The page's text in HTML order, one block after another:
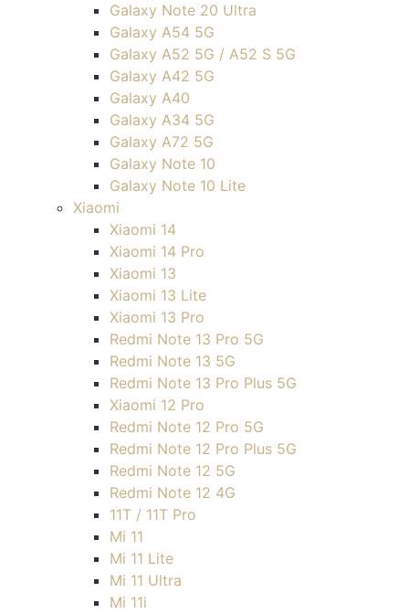
Galaxy Note 20 Ultra
Galaxy A54 5G
Galaxy A52 5G / A52 S 5G
Galaxy A42 5G
Galaxy A40
Galaxy A34 5G
Galaxy A72 5G
Galaxy Note 10
Galaxy Note 10 Lite
Xiaomi
Xiaomi 14
Xiaomi 14 Pro
Xiaomi 13
Xiaomi 13 Lite
Xiaomi 13 Pro
Redmi Note 13 Pro 5G
Redmi Note 13 5G
Redmi Note 13 Pro Plus 5G
Xiaomi 12 Pro
Redmi Note 12 Pro 5G
Redmi Note 12 Pro Plus 5G
Redmi Note 12 5G
Redmi Note 12 4G
11T / 11T Pro
Mi 11
Mi 11 Lite
Mi 11 Ultra
Mi 11i